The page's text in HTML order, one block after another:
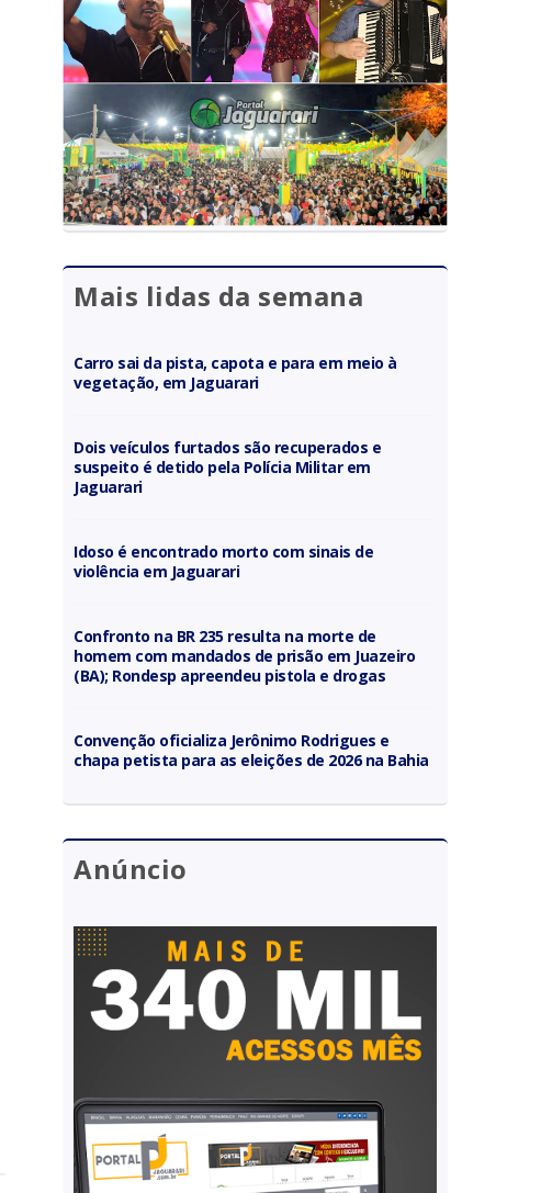
Mais lidas da semana
Carro sai da pista, capota e para em meio à
vegetação, em Jaguarari
Dois veículos furtados são recuperados e
suspeito é detido pela Polícia Militar em
Jaguarari
Idoso é encontrado morto com sinais de
violência em Jaguarari
Confronto na BR 235 resulta na morte de
homem com mandados de prisão em Juazeiro
(BA); Rondesp apreendeu pistola e drogas
Convenção oficializa Jerônimo Rodrigues e
chapa petista para as eleições de 2026 na Bahia
Anúncio